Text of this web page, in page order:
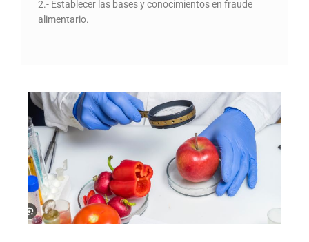
2.- Establecer las bases y conocimientos en fraude
alimentario.